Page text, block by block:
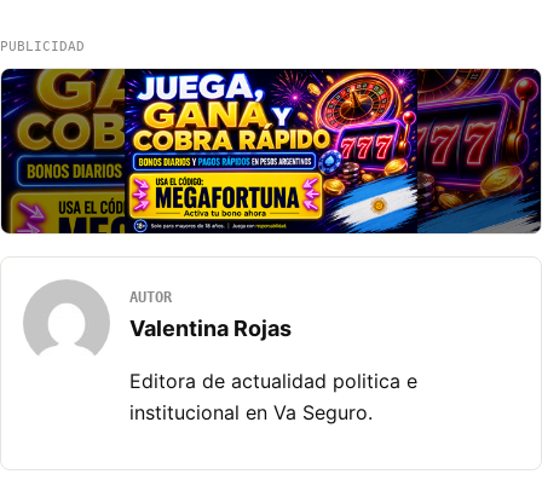
PUBLICIDAD
AUTOR
Valentina Rojas
Editora de actualidad politica e
institucional en Va Seguro.